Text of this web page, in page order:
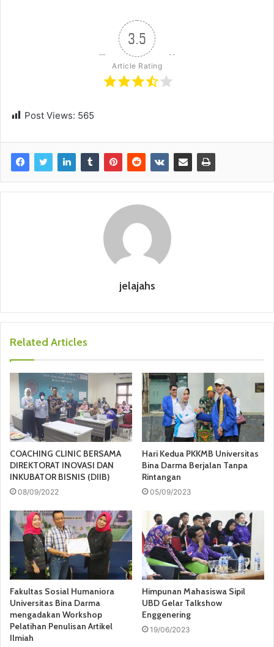
3.5
Article Rating
Post Views: 565
jelajahs
Related Articles
COACHING CLINIC BERSAMA
DIREKTORAT INOVASI DAN
INKUBATOR BISNIS (DIIB)
08/09/2022
Hari Kedua PKKMB Universitas
Bina Darma Berjalan Tanpa
Rintangan
05/09/2023
Fakultas Sosial Humaniora
Universitas Bina Darma
mengadakan Workshop
Pelatihan Penulisan Artikel
Ilmiah
Himpunan Mahasiswa Sipil
UBD Gelar Talkshow
Enggenering
19/06/2023